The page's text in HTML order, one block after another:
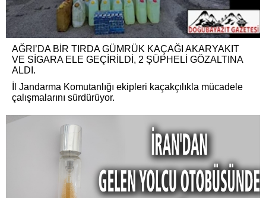
AĞRI’DA BİR TIRDA GÜMRÜK KAÇAĞI AKARYAKIT
VE SİGARA ELE GEÇİRİLDİ, 2 ŞÜPHELİ GÖZALTINA
ALDI.
İl Jandarma Komutanlığı ekipleri kaçakçılıkla mücadele
çalışmalarını sürdürüyor.